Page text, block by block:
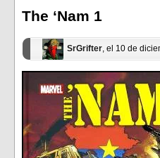
The ‘Nam 1
SrGrifter, el 10 de